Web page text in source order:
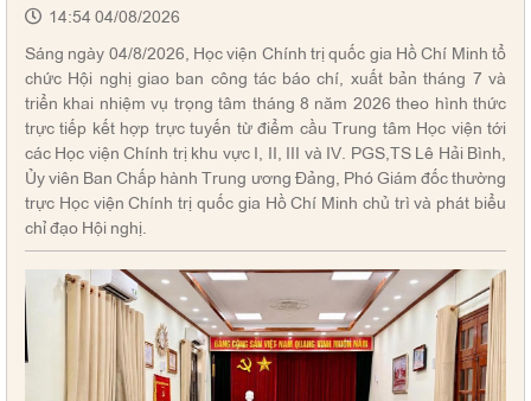
14:54 04/08/2026
Sáng ngày 04/8/2026, Học viện Chính trị quốc gia Hồ Chí Minh tổ
chức Hội nghị giao ban công tác báo chí, xuất bản tháng 7 và
triển khai nhiệm vụ trọng tâm tháng 8 năm 2026 theo hình thức
trực tiếp kết hợp trực tuyến từ điểm cầu Trung tâm Học viện tới
các Học viện Chính trị khu vực I, II, III và IV. PGS,TS Lê Hải Bình,
Ủy viên Ban Chấp hành Trung ương Đảng, Phó Giám đốc thường
trực Học viện Chính trị quốc gia Hồ Chí Minh chủ trì và phát biểu
chỉ đạo Hội nghị.